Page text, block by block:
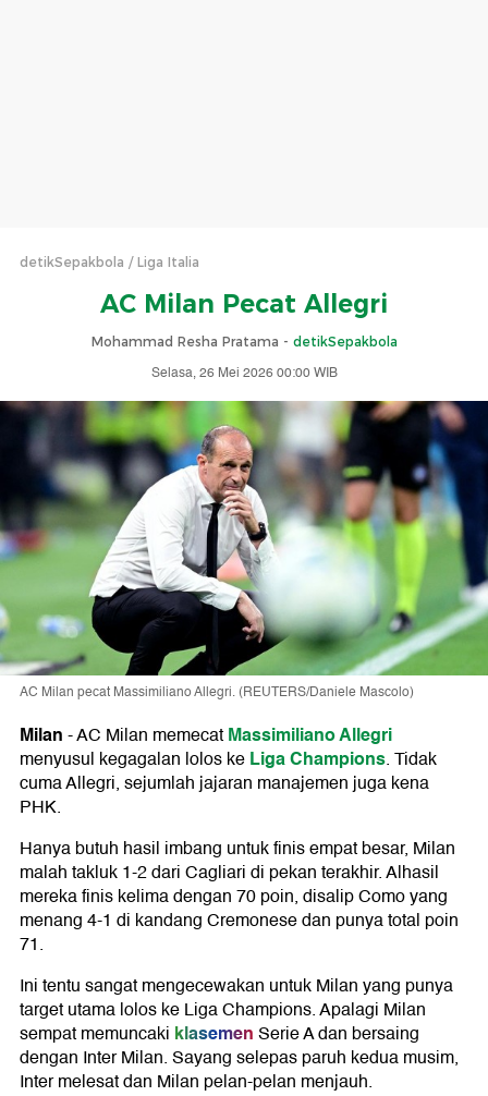
detikSepakbola Liga Italia
AC Milan Pecat Allegri
Mohammad Resha Pratama - detikSepakbola
Selasa, 26 Mei 2026 00:00 WIB
AC Milan pecat Massimiliano Allegri. (REUTERS/Daniele Mascolo)
Milan-AC Milan memecatMassimiliano Allegri
menyusul kegagalan lolos keLiga Champions. Tidak
cuma Allegri, sejumlah jajaran manajemen juga kena
PHK.
Hanya butuh hasil imbang untuk finis empat besar, Milan
malah takluk 1-2 dari Cagliari di pekan terakhir. Alhasil
mereka finis kelima dengan 70 poin, disalip Como yang
menang 4-1 di kandang Cremonese dan punya total poin
71.
Ini tentu sangat mengecewakan untuk Milan yang punya
target utama lolos ke Liga Champions. Apalagi Milan
sempat memuncaki klasemenSerie A dan bersaing
dengan Inter Milan. Sayang selepas paruh kedua musim,
Inter melesat dan Milan pelan-pelan menjauh.